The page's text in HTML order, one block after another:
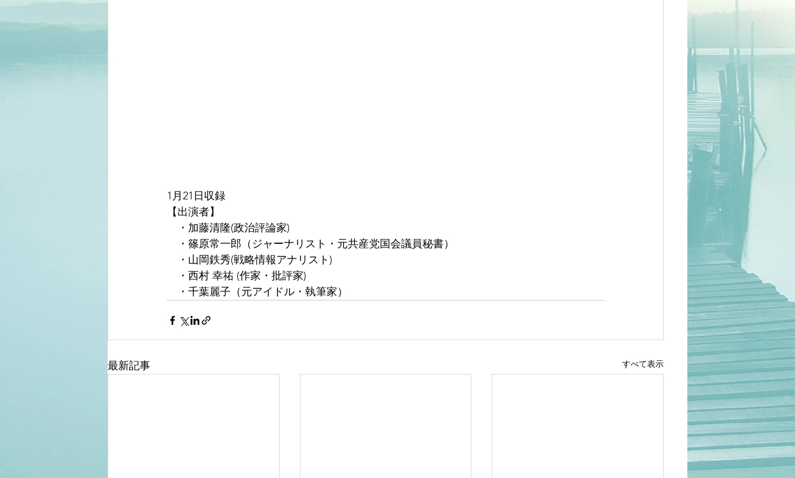
1月21日収録
【出演者】
・加藤清隆(政治評論家)
・篠原常一郎（ジャーナリスト・元共産党国会議員秘書）
・山岡鉄秀(戦略情報アナリスト)
・西村 幸祐 (作家・批評家)
・千葉麗子（元アイドル・執筆家）
最新記事 すべて表示